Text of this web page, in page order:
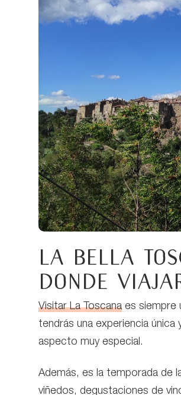
La bella
donde
Visitar La Toscana es siempre
tendrás una experiencia
aspecto muy especial.
Además, es la temporada de
viñedos, degustaciones de